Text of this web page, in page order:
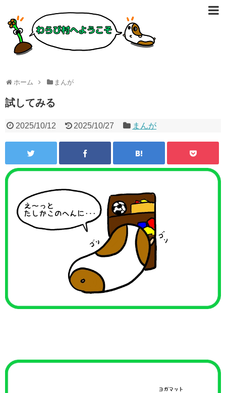
ホーム まんが
試してみる
2025/10/12 2025/10/27 まんが